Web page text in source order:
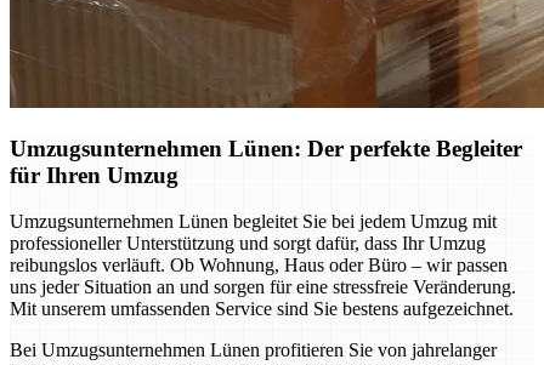
Umzugsunternehmen Lünen: Der perfekte Begleiter
für Ihren Umzug
Umzugsunternehmen Lünen begleitet Sie bei jedem Umzug mit
professioneller Unterstützung und sorgt dafür, dass Ihr Umzug
reibungslos verläuft. Ob Wohnung, Haus oder Büro – wir passen
uns jeder Situation an und sorgen für eine stressfreie Veränderung.
Mit unserem umfassenden Service sind Sie bestens aufgezeichnet.
Bei Umzugsunternehmen Lünen profitieren Sie von jahrelanger